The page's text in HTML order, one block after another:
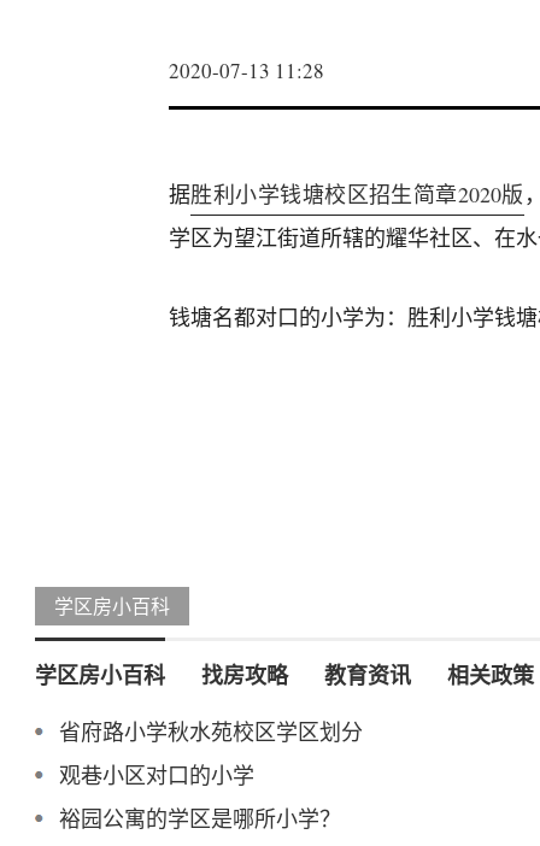
2020-07-13 11:28
据胜利小学钱塘校区招生简章2020版
学区为望江街道所辖的耀华社区、在
钱塘名都对口的小学为：胜利小学钱
学区房小百科
学区房小百科 找房攻略 教育资讯 相关政策
省府路小学秋水苑校区学区划分
观巷小区对口的小学
裕园公寓的学区是哪所小学？